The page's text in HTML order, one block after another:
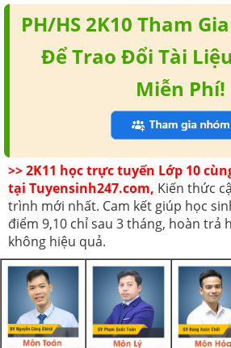
PH/HS 2K10 Tham
Để Trao Đổi Tài
Miễn Phí!
>> 2K11 học trực tuyến Lớp 10
tại Tuyensinh247.com, Kiến thức
trình mới nhất. Cam kết giúp học
điểm 9,10 chỉ sau 3 tháng, hoàn trả
không hiệu quả.